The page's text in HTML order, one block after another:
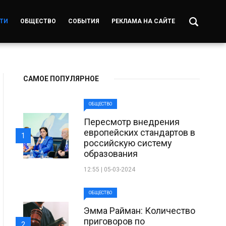
ОБЩЕСТВО СОБЫТИЯ РЕКЛАМА НА САЙТЕ
САМОЕ ПОПУЛЯРНОЕ
ОБЩЕСТВО
Пересмотр внедрения
европейских стандартов в
российскую систему
образования
12:55 | 05-03-2024
1
ОБЩЕСТВО
Эмма Райман: Количество
приговоров по
2